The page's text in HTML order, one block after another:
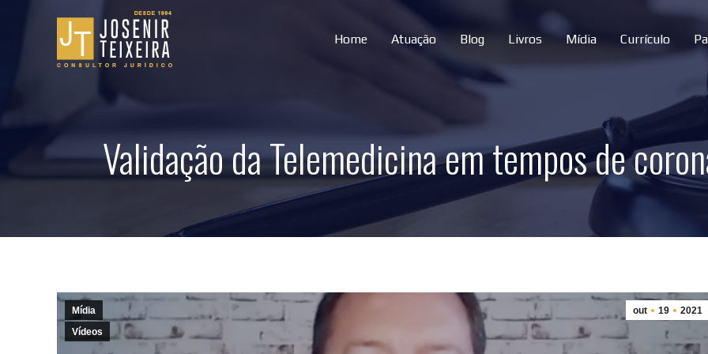
Home Atuação Blog Livros Mídia Currículo
Validação da Telemedicina em tempos de
out 19 2021
Mídia
Vídeos